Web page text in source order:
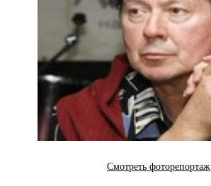
Смотреть фоторепортаж